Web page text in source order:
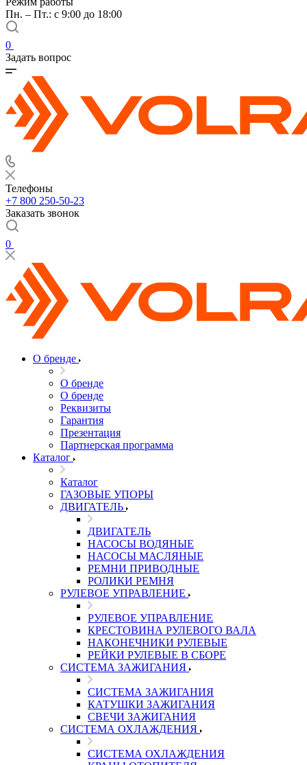
Пн. – Пт.: с 9:00 до 18:00
0
Задать вопрос
Телефоны
+7 800 250-50-23
Заказать звонок
0
О бренде
О бренде
О бренде
Реквизиты
Гарантия
Презентация
Партнерская программа
Каталог
Каталог
ГАЗОВЫЕ УПОРЫ
ДВИГАТЕЛЬ
ДВИГАТЕЛЬ
НАСОСЫ ВОДЯНЫЕ
НАСОСЫ МАСЛЯНЫЕ
РЕМНИ ПРИВОДНЫЕ
РОЛИКИ РЕМНЯ
РУЛЕВОЕ УПРАВЛЕНИЕ
РУЛЕВОЕ УПРАВЛЕНИЕ
КРЕСТОВИНА РУЛЕВОГО ВАЛА
НАКОНЕЧНИКИ РУЛЕВЫЕ
РЕЙКИ РУЛЕВЫЕ В СБОРЕ
СИСТЕМА ЗАЖИГАНИЯ
СИСТЕМА ЗАЖИГАНИЯ
КАТУШКИ ЗАЖИГАНИЯ
СВЕЧИ ЗАЖИГАНИЯ
СИСТЕМА ОХЛАЖДЕНИЯ
СИСТЕМА ОХЛАЖДЕНИЯ